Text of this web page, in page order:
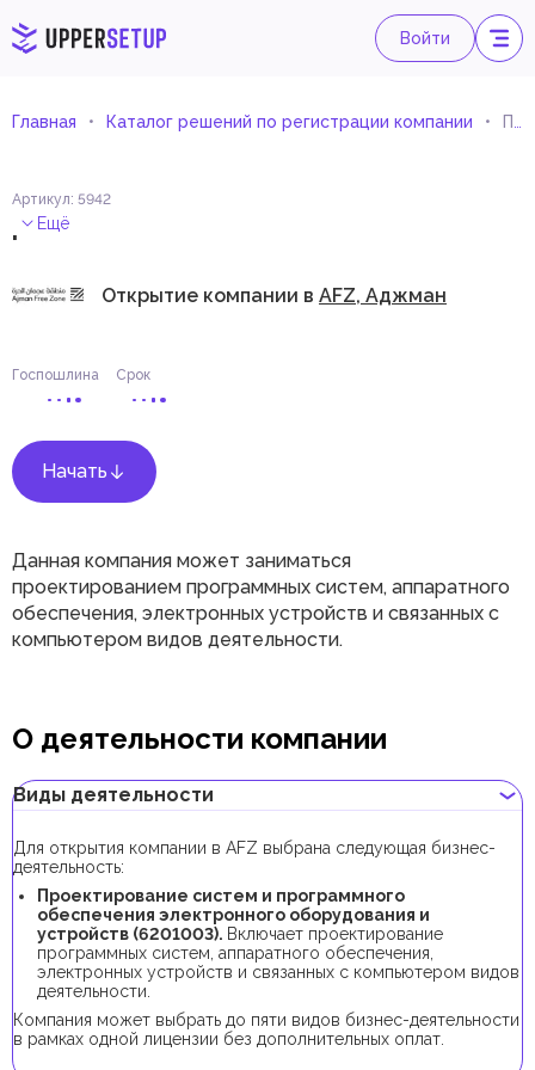
Войти
Главная Каталог решений по регистрации компании Проектирование систем и программного обеспечения электронного оборудования и устройств
Артикул: 5942
. Ещё
Открытие компании в AFZ, Аджман
Госпошлина Срок
Начать
Данная компания может заниматься
проектированием программных систем, аппаратного
обеспечения, электронных устройств и связанных с
компьютером видов деятельности.
О деятельности компании
Виды деятельности
Для открытия компании в AFZ выбрана следующая бизнес-
деятельность:
Проектирование систем и программного
обеспечения электронного оборудования и
устройств (6201003). Включает проектирование
программных систем, аппаратного обеспечения,
электронных устройств и связанных с компьютером видов
деятельности.
Компания может выбрать до пяти видов бизнес-деятельности
в рамках одной лицензии без дополнительных оплат.